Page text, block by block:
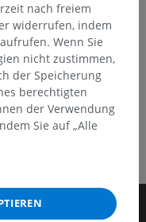
nach freiem
widerrufen, indem
Wenn Sie
nicht zustimmen,
der Speicherung
berechtigten
der Verwendung
Sie auf „Alle